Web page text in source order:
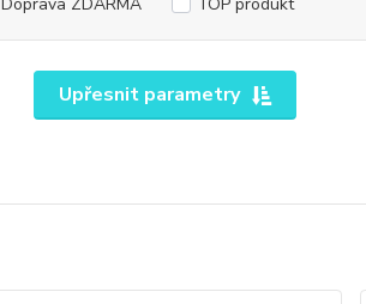
Upřesnit parametry